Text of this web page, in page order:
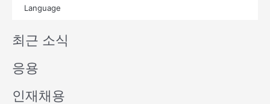
u
e
i
n
Language
최근 소식
응용
인재채용